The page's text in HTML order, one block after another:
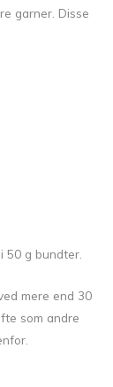
garner. Disse
50 g bundter.
mere end 30
som andre